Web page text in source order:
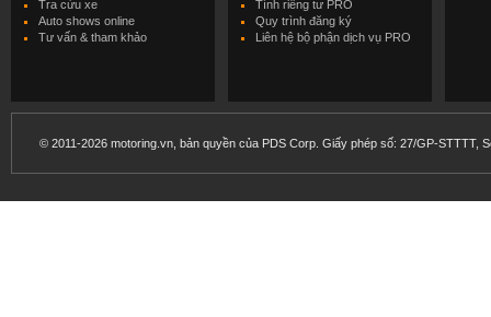
Tra cứu xe
Auto shows online
Tư vấn & tham khảo
Tính riêng tư PRO
Quy trình đăng ký
Liên hệ bộ phận dịch vụ PRO
© 2011-2026 motoring.vn, bản quyền của PDS Corp. Giấy phép số: 27/GP-STTTT,